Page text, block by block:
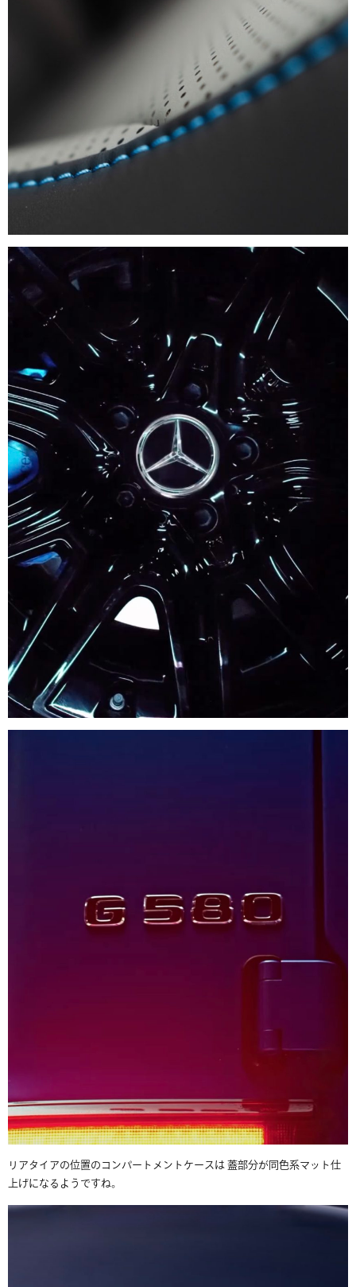
リアタイアの位置のコンパートメントケースは 蓋部分が同色系マット仕
上げになるようですね。